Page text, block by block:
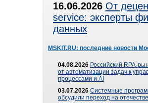
16.06.2026 От
service: эксперты
данных
MSKIT.RU: последние новости
04.08.2026 Российский RPA-
от автоматизации задач к
процессами и AI
03.07.2026 Системные
обсудили переход на